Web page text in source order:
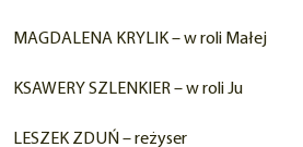
MAGDALENA KRYLIK – w roli Małej
KSAWERY SZLENKIER – w roli Ju
LESZEK ZDUŃ – reżyser